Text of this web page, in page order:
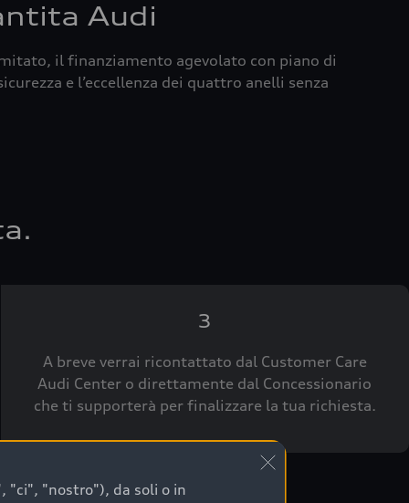
Audi
il finanziamento agevolato con piano di
e l’eccellenza dei quattro anelli senza
3
A breve verrai ricontattato dal Customer Care
Audi Center o direttamente dal Concessionario
che ti supporterà per finalizzare la tua richiesta.
"ci", "nostro"), da soli o in